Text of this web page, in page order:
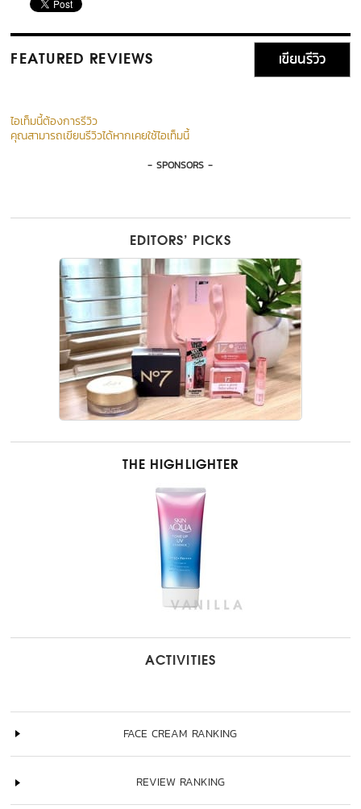
FEATURED REVIEWS เขียนรีวิว
ไอเท็มนี้ต้องการรีวิว
คุณสามารถเขียนรีวิวได้หากเคยใช้ไอเท็มนี้
- SPONSORS -
EDITORS’ PICKS
THE HIGHLIGHTER
ACTIVITIES
FACE CREAM RANKING
REVIEW RANKING